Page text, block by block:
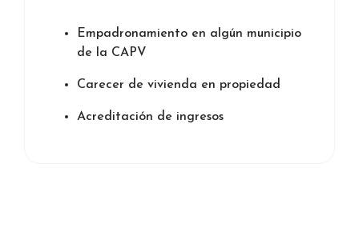
Empadronamiento en algún municipio
de la CAPV
Carecer de vivienda en propiedad
Acreditación de ingresos